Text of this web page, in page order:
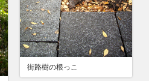
街路樹の根っこ